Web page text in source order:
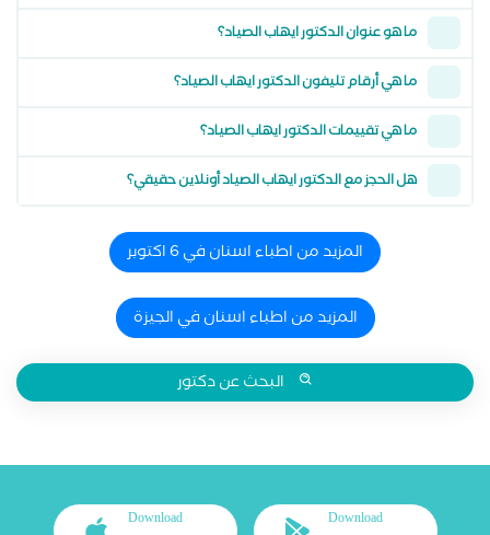
ما هو عنوان الدكتور ايهاب الصياد؟
ما هي أرقام تليفون الدكتور ايهاب الصياد؟
ما هي تقييمات الدكتور ايهاب الصياد؟
هل الحجز مع الدكتور ايهاب الصياد أونلاين حقيقي؟
المزيد من اطباء اسنان في 6 اكتوبر
المزيد من اطباء اسنان في الجيزة
البحث عن دكتور
Download
Download